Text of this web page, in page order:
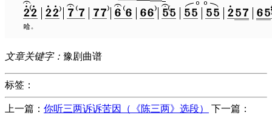
文章关键字： 豫剧曲谱
标签：
上一篇： 你听三两诉诉苦因（《陈三两》选段）
下一篇：